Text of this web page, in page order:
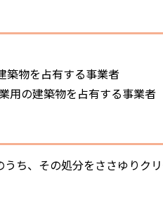
築物を占有する事業者
用の建築物を占有する事業者
ち、その処分をささゆりク